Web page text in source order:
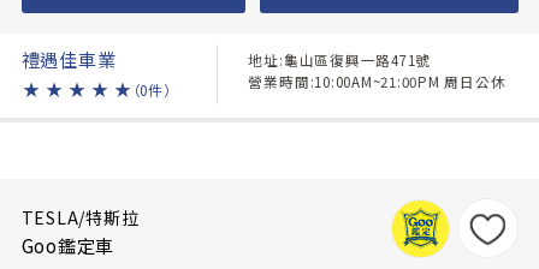
禮遇佳車業
★ ★ ★ ★ ★ （0件）
地址:龜山區復興一路471號
營業時間:10:00AM~21:00PM 周日公休
TESLA/特斯拉
Goo鑑定車